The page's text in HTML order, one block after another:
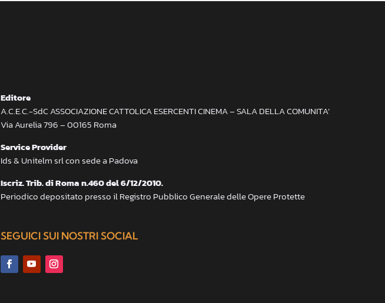
Editore
A.C.E.C.-SdC ASSOCIAZIONE CATTOLICA ESERCENTI CINEMA – SALA DELLA COMUNITA’
Via Aurelia 796 – 00165 Roma
Service Provider
Ids & Unitelm srl con sede a Padova
Iscriz. Trib. di Roma n.460 del 6/12/2010.
Periodico depositato presso il Registro Pubblico Generale delle Opere Protette
SEGUICI SUI NOSTRI SOCIAL